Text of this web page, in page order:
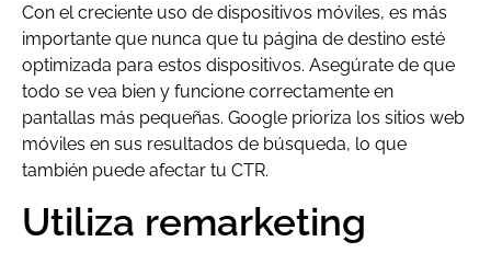
Con el creciente uso de dispositivos móviles, es más
importante que nunca que tu página de destino esté
optimizada para estos dispositivos. Asegúrate de que
todo se vea bien y funcione correctamente en
pantallas más pequeñas. Google prioriza los sitios web
móviles en sus resultados de búsqueda, lo que
también puede afectar tu CTR.
Utiliza remarketing